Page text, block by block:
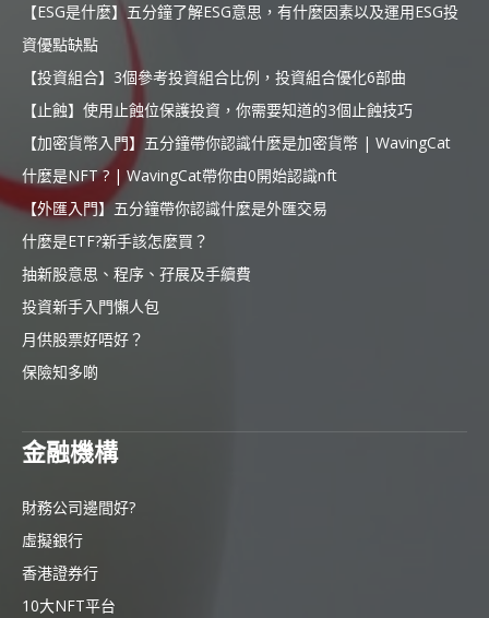
【ESG是什麼】五分鐘了解ESG意思，有什麼因素以及運用ESG投
資優點缺點
【投資組合】3個參考投資組合比例，投資組合優化6部曲
【止蝕】使用止蝕位保護投資，你需要知道的3個止蝕技巧
【加密貨幣入門】五分鐘帶你認識什麼是加密貨幣 | WavingCat
什麼是NFT ? | WavingCat帶你由0開始認識nft
【外匯入門】五分鐘帶你認識什麼是外匯交易
什麼是ETF?新手該怎麼買？
抽新股意思、程序、孖展及手續費
投資新手入門懶人包
月供股票好唔好？
保險知多啲
金融機構
財務公司邊間好?
虛擬銀行
香港證券行
10大NFT平台